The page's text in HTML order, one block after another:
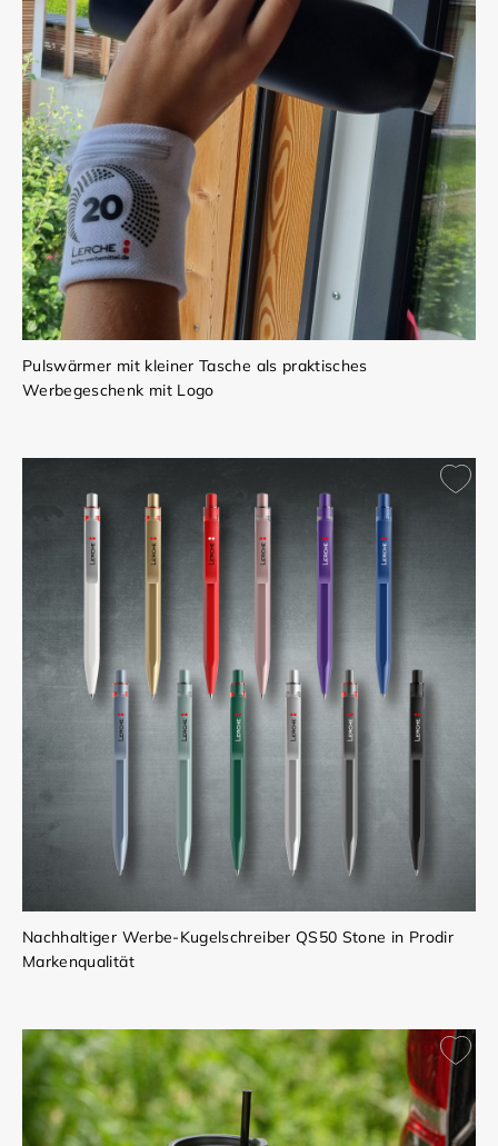
Pulswärmer mit kleiner Tasche als praktisches
Werbegeschenk mit Logo
Nachhaltiger Werbe-Kugelschreiber QS50 Stone in Prodir
Markenqualität